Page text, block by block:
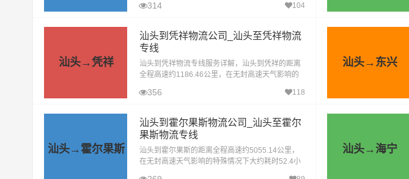
全的服务，成为了汕头到石狮物流
314 104
汕头→凭祥
汕头到凭祥物流公司_汕头至凭祥物流
专线
汕头到凭祥物流专线服务详解，汕头到凭祥的距离
全程高速约1186.46公里，在无封高速天气影响的
绍：汕头辉驰物流提供的汕头到凭祥物
356 118
汕头→东兴
汕头→霍尔果斯
汕头到霍尔果斯物流公司_汕头至霍尔
果斯物流专线
汕头到霍尔果斯的距离全程高速约5055.14公里，
在无封高速天气影响的特殊情况下大约耗时52.4小
汕头→海宁